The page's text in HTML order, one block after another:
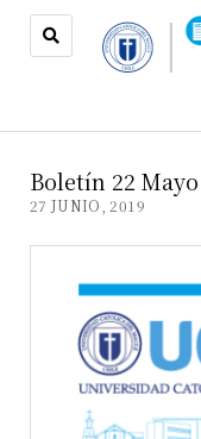
Boletín 22 Mayo
27 JUNIO, 2019